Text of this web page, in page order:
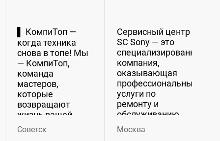
▌ КомпиТоп —
когда техника
снова в топе! Мы
— КомпиТоп,
команда
мастеров,
которые
возвращают
жизнь вашей
цифровой
технике.
Советск
Сервисный центр
SC Sony — это
специализированная
компания,
оказывающая
профессиональные
услуги по
ремонту и
обслуживанию
техники Sony.
Команда
Москва